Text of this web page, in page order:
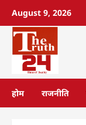
August 9, 2026
होम राजनीति